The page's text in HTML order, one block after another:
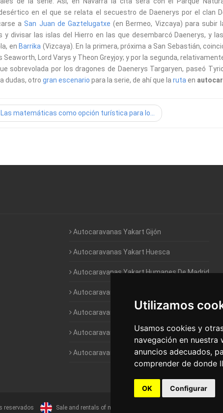
Utilizamos
Usamos cookies y
navegación en
anuncios adecuados,
comprender de donde
OK Configurar
en el que se relata el secuestro de Daenerys por el clan
aSan Juan de Gaztelugatxe (en Bermeo, Vizcaya) para subir
y divisar las islas del Hierro en las que desembarcó Daenerys, y
en Barrika (Vizcaya). En la primera, próxima a San Sebastián,
Seaworth, Lord Varys y Theon Greyjoy; y por la segunda,
sobrevolada por los dragones de Daenerys Targaryen, paseó
dudas, otro gran escenario para la serie, de ahí que la ruta en
Las matemáticas como opción turística para lo...
Autocaravanas Yakart Gijón
Autocaravanas Yakart Huesca
Autocaravanas Yakart Humanes De Madrid
Autocaravanas Yakart Jaén
Autocaravanas Yakart Lugo
Autocaravanas Yakart Valencia
Autocaravanas Yakart Vitoria
reservados Sale and rentals of motorhomes